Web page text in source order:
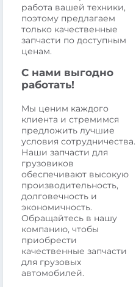
работа вашей техники,
поэтому предлагаем
только качественные
запчасти по доступным
ценам.
С нами выгодно
работать!
Мы ценим каждого
клиента и стремимся
предложить лучшие
условия сотрудничества.
Наши запчасти для
грузовиков
обеспечивают высокую
производительность,
долговечность и
экономичность.
Обращайтесь в нашу
компанию, чтобы
приобрести
качественные запчасти
для грузовых
автомобилей.